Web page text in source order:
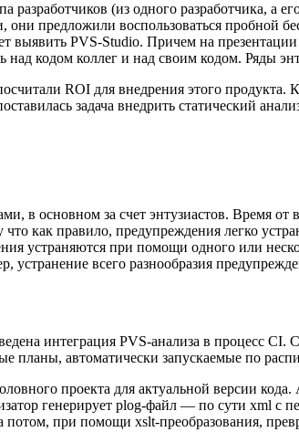
разработчиков (из одного разработчика,
предложили воспользоваться пробной
выявить PVS-Studio. Причем на
кодом коллег и над своим кодом. Ряды
ROI для внедрения этого
задача внедрить статический
в основном за счет энтузиастов. Время
как правило, предупреждения легко
устраняются при помощи одного или
всего разнообразия
интеграция PVS-анализа в процесс CI.
автоматически запускаемые по
проекта для актуальной версии
генерирует plog-файл — по сути xml
при помощи xslt-преобразования,